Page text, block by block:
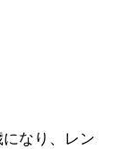
なり、レン